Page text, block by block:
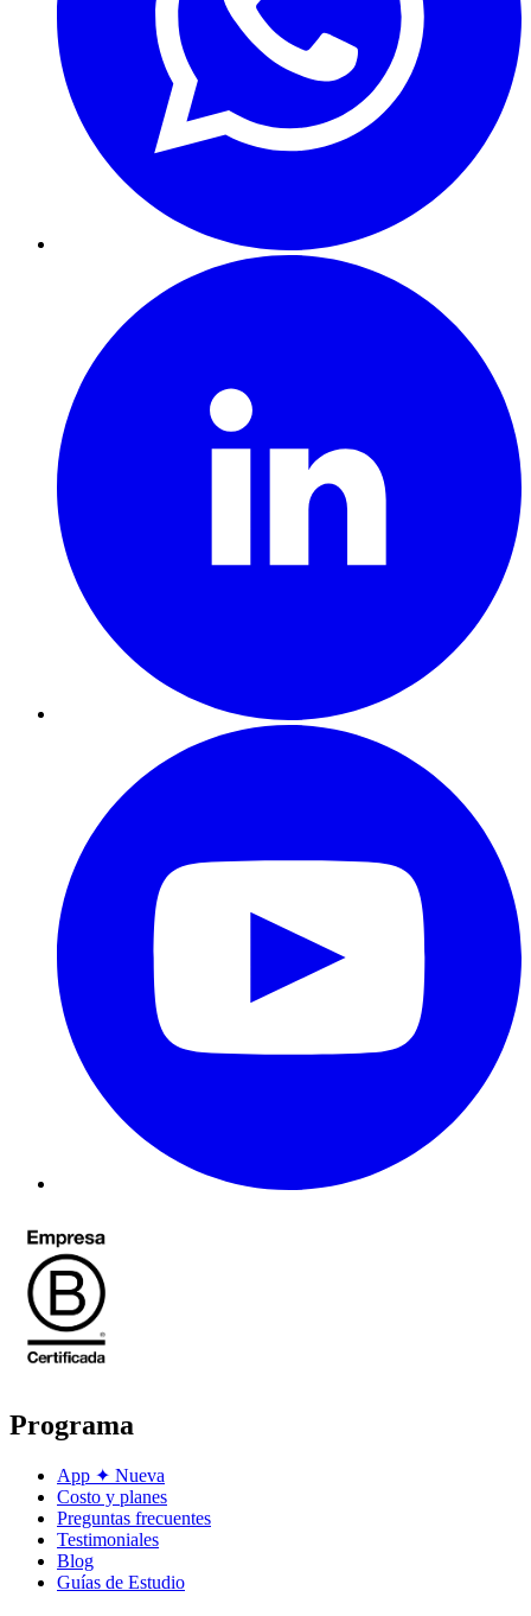
Programa
App ✦ Nueva
Costo y planes
Preguntas frecuentes
Testimoniales
Blog
Guías de Estudio